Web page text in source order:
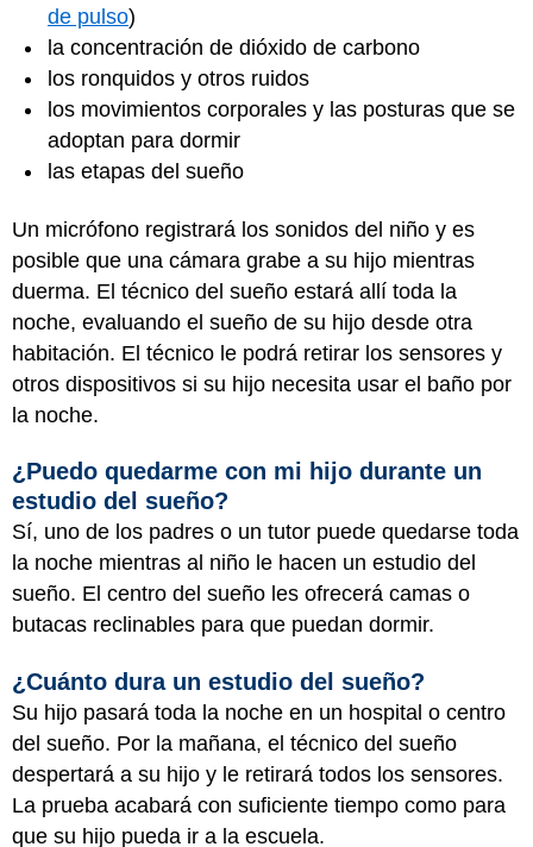
de pulso)
la concentración de dióxido de carbono
los ronquidos y otros ruidos
los movimientos corporales y las posturas que se
adoptan para dormir
las etapas del sueño
Un micrófono registrará los sonidos del niño y es
posible que una cámara grabe a su hijo mientras
duerma. El técnico del sueño estará allí toda la
noche, evaluando el sueño de su hijo desde otra
habitación. El técnico le podrá retirar los sensores y
otros dispositivos si su hijo necesita usar el baño por
la noche.
¿Puedo quedarme con mi hijo durante un
estudio del sueño?
Sí, uno de los padres o un tutor puede quedarse toda
la noche mientras al niño le hacen un estudio del
sueño. El centro del sueño les ofrecerá camas o
butacas reclinables para que puedan dormir.
¿Cuánto dura un estudio del sueño?
Su hijo pasará toda la noche en un hospital o centro
del sueño. Por la mañana, el técnico del sueño
despertará a su hijo y le retirará todos los sensores.
La prueba acabará con suficiente tiempo como para
que su hijo pueda ir a la escuela.